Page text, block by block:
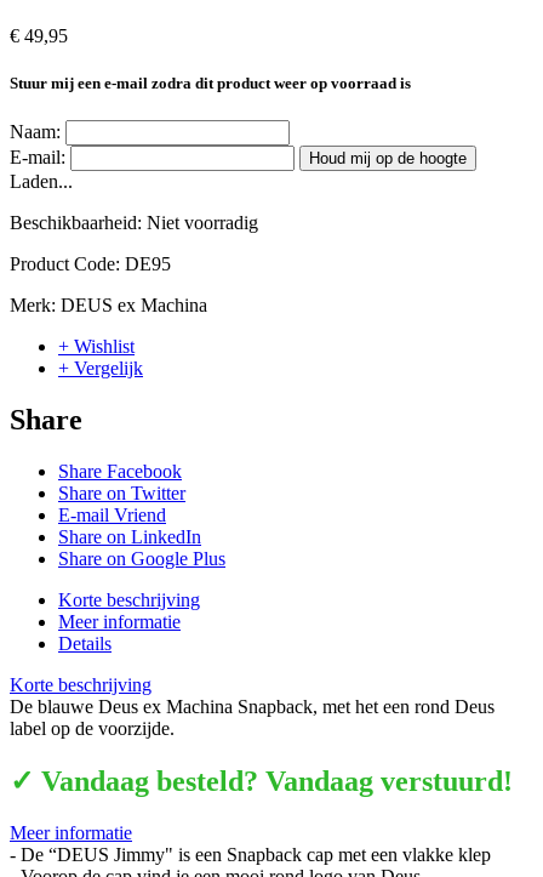
€ 49,95
Stuur mij een e-mail zodra dit product weer op voorraad is
Naam:
E-mail:
Houd mij op de hoogte
Laden...
Beschikbaarheid: Niet voorradig
Product Code: DE95
Merk: DEUS ex Machina
+ Wishlist
+ Vergelijk
Share
Share Facebook
Share on Twitter
E-mail Vriend
Share on LinkedIn
Share on Google Plus
Korte beschrijving
Meer informatie
Details
Korte beschrijving
De blauwe Deus ex Machina Snapback, met het een rond Deus
label op de voorzijde.
✓ Vandaag besteld? Vandaag verstuurd!
Meer informatie
- De “DEUS Jimmy" is een Snapback cap met een vlakke klep